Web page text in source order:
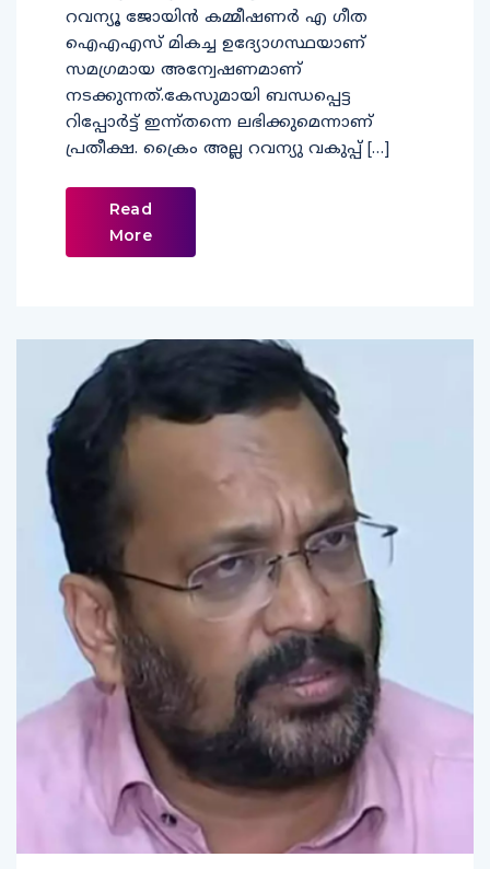
റവന്യൂ ജോയിന്‍ കമ്മീഷണര്‍ എ ഗീത
ഐഎഎസ് മികച്ച ഉദ്യോഗസ്ഥയാണ്
സമഗ്രമായ അന്വേഷണമാണ്
നടക്കുന്നത്.കേസുമായി ബന്ധപ്പെട്ട
റിപ്പോര്‍ട്ട് ഇന്ന്തന്നെ ലഭിക്കുമെന്നാണ്
പ്രതീക്ഷ. ക്രൈം അല്ല റവന്യു വകുപ്പ് […]
Read
More